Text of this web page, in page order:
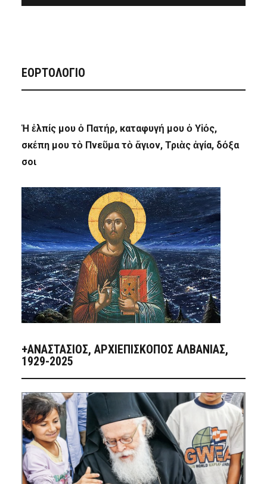
ΕΟΡΤΟΛΟΓΙΟ
Ἡ ἐλπίς μου ὁ Πατήρ, καταφυγή μου ὁ Υἱός,
σκέπη μου τὸ Πνεῦμα τὸ ἅγιον, Τριὰς ἁγία, δόξα
σοι
+ΑΝΑΣΤΆΣΙΟΣ, ΑΡΧΙΕΠΊΣΚΟΠΟΣ ΑΛΒΑΝΊΑΣ,
1929-2025